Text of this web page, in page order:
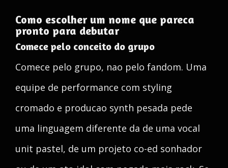
Como escolher um nome que pareca
pronto para debutar
Comece pelo conceito do grupo
Comece pelo grupo, nao pelo fandom. Uma
equipe de performance com styling
cromado e producao synth pesada pede
uma linguagem diferente da de uma vocal
unit pastel, de um projeto co-ed sonhador